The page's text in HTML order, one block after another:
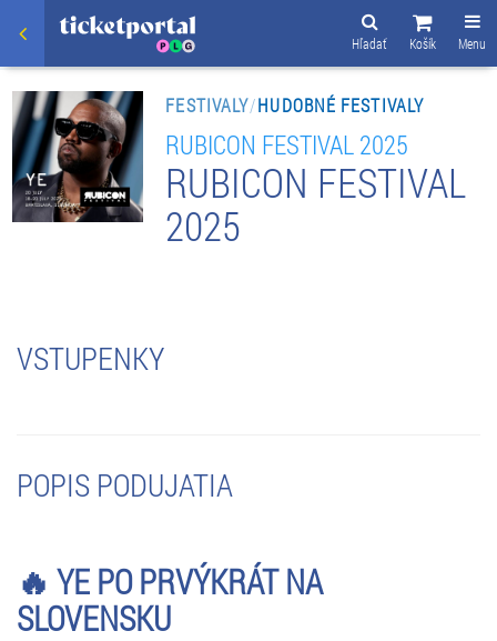
Menu
Košík
Hľadať
FESTIVALY/HUDOBNÉ FESTIVALY
RUBICON FESTIVAL 2025
RUBICON FESTIVAL
2025
VSTUPENKY
POPIS PODUJATIA
🔥 YE PO PRVÝKRÁT NA
SLOVENSKU